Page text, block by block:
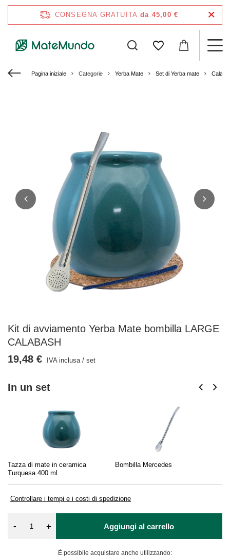
CONSEGNA GRATUITA da 45,00 €
Pagina iniziale Categorie Yerba Mate Set di Yerba mate
Kit di avviamento Yerba Mate bombilla LARGE
CALABASH
In un set
Tazza di mate in ceramica
Turquesa 400 ml
Bombilla Mercedes
Controllare i tempi e i costi di spedizione
19,48 € IVA inclusa/ set
- + Aggiungi al carrello
È possibile acquistare anche utilizzando: